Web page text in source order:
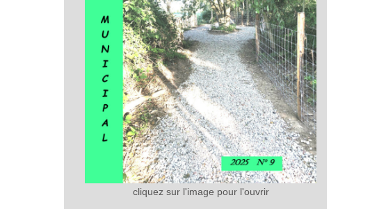
cliquez sur l'image pour l'ouvrir